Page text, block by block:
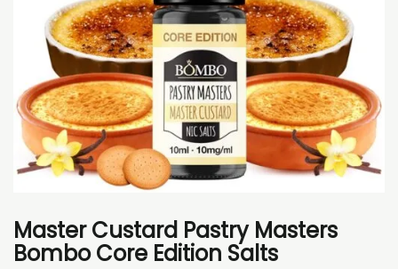
Master Custard Pastry Masters
Bombo Core Edition Salts